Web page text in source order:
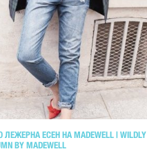
ЛЕЖЕРНА ЕСЕН НА MADEWELL | WILDLY
BY MADEWELL